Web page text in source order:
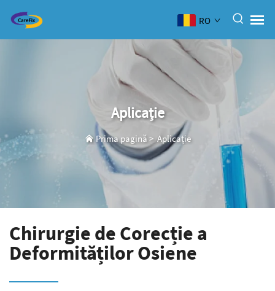
RO
Aplicație
Prima pagină>Aplicație
Chirurgie de Corecție a
Deformităților Osiene